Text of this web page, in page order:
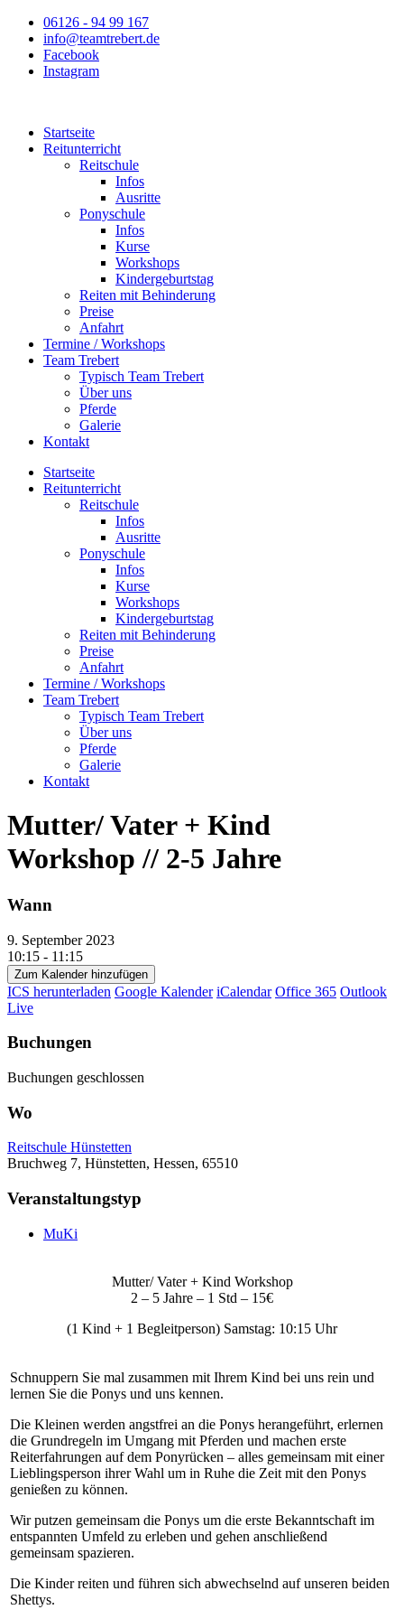
Zum
Inhalt
springen
06126 - 94 99 167
info@teamtrebert.de
Facebook
Instagram
Startseite
Reitunterricht
Reitschule
Infos
Ausritte
Ponyschule
Infos
Kurse
Workshops
Kindergeburtstag
Reiten mit Behinderung
Preise
Anfahrt
Termine / Workshops
Team Trebert
Typisch Team Trebert
Über uns
Pferde
Galerie
Kontakt
Startseite
Reitunterricht
Reitschule
Infos
Ausritte
Ponyschule
Infos
Kurse
Workshops
Kindergeburtstag
Reiten mit Behinderung
Preise
Anfahrt
Termine / Workshops
Team Trebert
Typisch Team Trebert
Über uns
Pferde
Galerie
Kontakt
Mutter/ Vater + Kind
Workshop // 2-5 Jahre
Wann
9. September 2023
10:15 - 11:15
Zum Kalender hinzufügen
ICS herunterladen Google Kalender iCalendar Office 365 Outlook
Live
Buchungen
Buchungen geschlossen
Wo
Reitschule Hünstetten
Bruchweg 7, Hünstetten, Hessen, 65510
Veranstaltungstyp
MuKi
Mutter/ Vater + Kind Workshop
2 – 5 Jahre – 1 Std – 15€
(1 Kind + 1 Begleitperson) Samstag: 10:15 Uhr
Schnuppern Sie mal zusammen mit Ihrem Kind bei uns rein und
lernen Sie die Ponys und uns kennen.
Die Kleinen werden angstfrei an die Ponys herangeführt, erlernen
die Grundregeln im Umgang mit Pferden und machen erste
Reiterfahrungen auf dem Ponyrücken – alles gemeinsam mit einer
Lieblingsperson ihrer Wahl um in Ruhe die Zeit mit den Ponys
genießen zu können.
Wir putzen gemeinsam die Ponys um die erste Bekanntschaft im
entspannten Umfeld zu erleben und gehen anschließend
gemeinsam spazieren.
Die Kinder reiten und führen sich abwechselnd auf unseren beiden
Shettys.